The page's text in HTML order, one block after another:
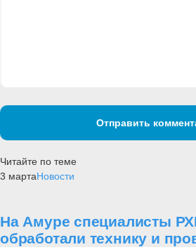
Отправить
Читайте по теме
3 мартаНовости
На Амуре специалисты
обработали технику и